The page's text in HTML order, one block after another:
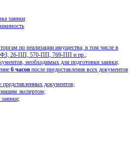
ФЗ, 127-ФЗ, 229-ФЗ, коммерческая
всех требуемых документов;
сведений в формах;
всех необходимых документов;
заявки квалификационным и